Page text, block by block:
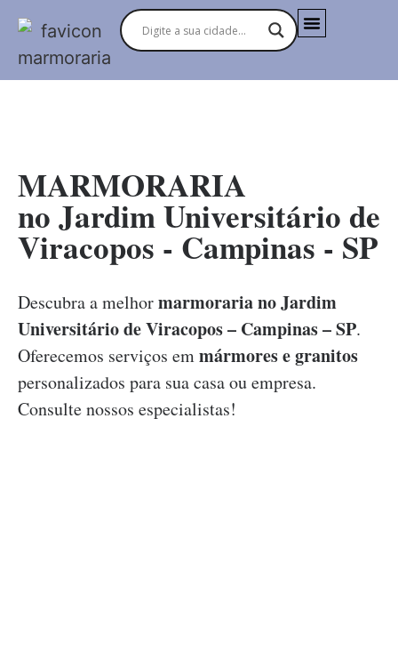
MARMORARIA
no Jardim Universitário de
Viracopos - Campinas - SP
Descubra a melhormarmoraria no Jardim
Universitário de Viracopos – Campinas – SP.
Oferecemos serviços emmármores e granitos
personalizados para sua casa ou empresa.
Consulte nossos especialistas!